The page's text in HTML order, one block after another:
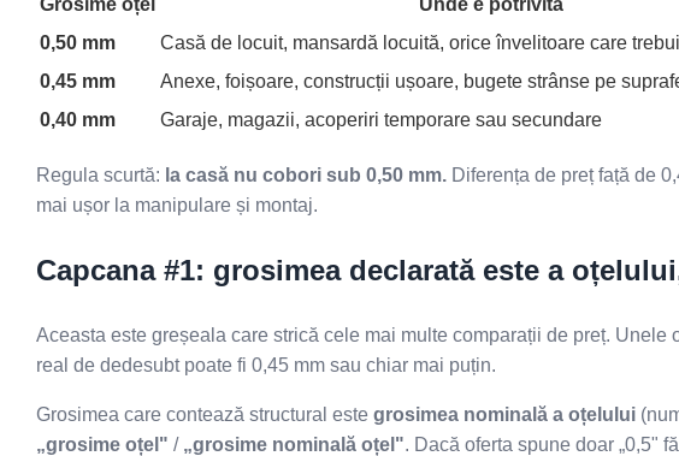
Grosime oțel Unde e potrivită
0,50 mm
Casă de locuit, mansardă locuită, orice învelitoare care
0,45 mm
Anexe, foișoare, construcții ușoare, bugete strânse pe
0,40 mm
Garaje, magazii, acoperiri temporare sau secundare
Regula scurtă: la casă nu cobori sub 0,50 mm. Diferența de preț față de
mai ușor la manipulare și montaj.
Capcana #1: grosimea declarată este a
Aceasta este greșeala care strică cele mai multe comparații de preț. Unele
real de dedesubt poate fi 0,45 mm sau chiar mai puțin.
Grosimea care contează structural este grosimea nominală a oțelului
„grosime oțel" / „grosime nominală oțel". Dacă oferta spune doar „0,5"